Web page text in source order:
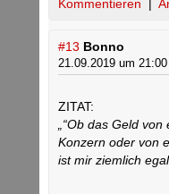
Kommentieren |
#13 Bonno
21.09.2019 um
ZITAT:
„“Ob das Geld
Konzern oder von
ist mir ziemlich